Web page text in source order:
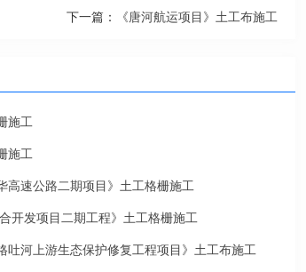
下一篇： 《唐河航运项目》土工布施工
施工
施工
高速公路二期项目》土工格栅施工
开发项目二期工程》土工格栅施工
吐河上游生态保护修复工程项目》土工布施工